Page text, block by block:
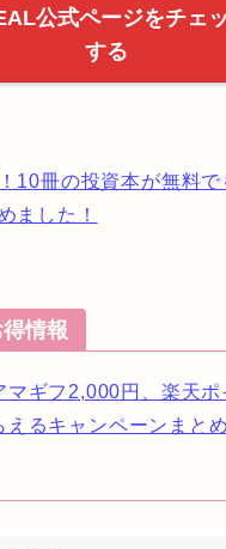
公式ページをチェ
する
10冊の投資本が無料で
ました！
情報
マギフ2,000円、楽天
えるキャンペーンまと